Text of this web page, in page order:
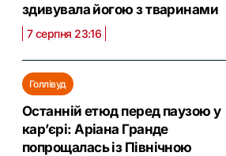
здивувала йогою з тваринами
7 серпня 23:16
Голлівуд
Останній етюд перед паузою у
кар’єрі: Аріана Гранде
попрощалась із Північною